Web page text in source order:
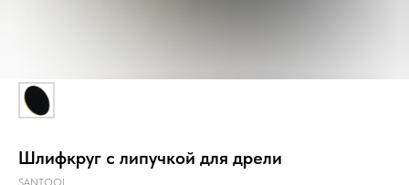
Шлифкруг с липучкой для дрели
SANTOOL